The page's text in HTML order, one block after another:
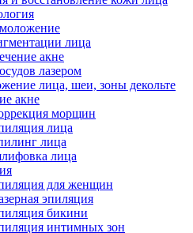
лица
акне
лазером
лица, шеи, зоны декольте
акне
морщин
лица
лица
лица
для женщин
эпиляция
бикини
интимных зон